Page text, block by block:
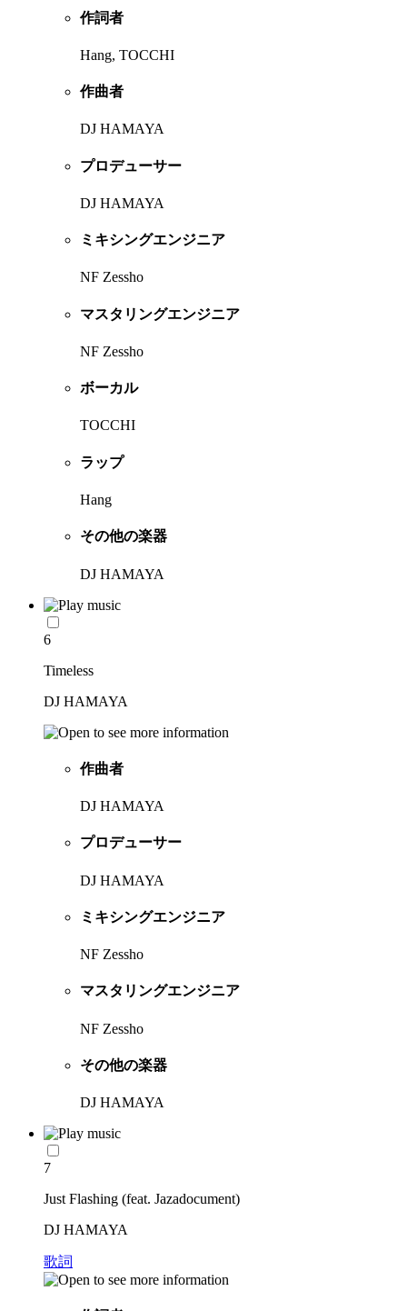
作詞者
Hang, TOCCHI
作曲者
DJ HAMAYA
プロデューサー
DJ HAMAYA
ミキシングエンジニア
NF Zessho
マスタリングエンジニア
NF Zessho
ボーカル
TOCCHI
ラップ
Hang
その他の楽器
DJ HAMAYA
6
Timeless
DJ HAMAYA
作曲者
DJ HAMAYA
プロデューサー
DJ HAMAYA
ミキシングエンジニア
NF Zessho
マスタリングエンジニア
NF Zessho
その他の楽器
DJ HAMAYA
7
Just Flashing (feat. Jazadocument)
DJ HAMAYA
歌詞